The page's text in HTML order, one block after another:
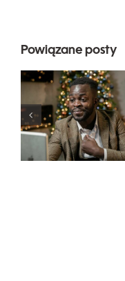
Powiązane posty
Jak ukryć
na LinkedIn,
aby
zachować